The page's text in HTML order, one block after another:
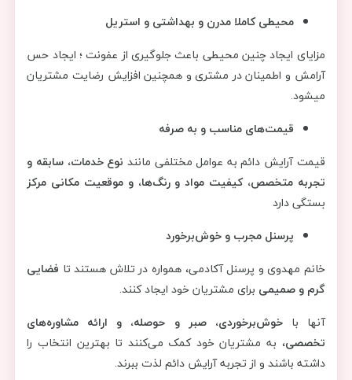
محیطی کاملا مدرن و بهداشتی و استریل
مزایای ایجاد چنین محیطی باعث جلوگیری از عفونت ؛ ایجاد حس
آرامش و اطمینان در مشتری و همچنین افزایش رضایت مشتریان
میشود.
قیمت‌های مناسب و به صرفه
قیمت آرایش دائم به عوامل مختلفی مانند نوع خدمات، سابقه و
تجربه متخصص، کیفیت مواد و رنگ‌ها، و موقعیت مکانی مرکز
بستگی دارد
پرسنل مجرب و خوش‌برخورد
خانم مهدوی و پرسنل آکادمی، همواره در تلاش هستند تا فضایی
گرم و صمیمی برای مشتریان خود ایجاد کنند.
آنها باخوش‌برخوردی، صبر و حوصله، و ارائه مشاوره‌های
تخصصی، به مشتریان خود کمک می‌کنند تا بهترین انتخاب را
داشته باشند و از تجربه آرایش دائم لذت ببرند.